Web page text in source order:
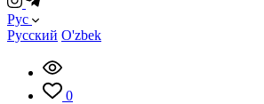
Рус
Русский O'zbek
0